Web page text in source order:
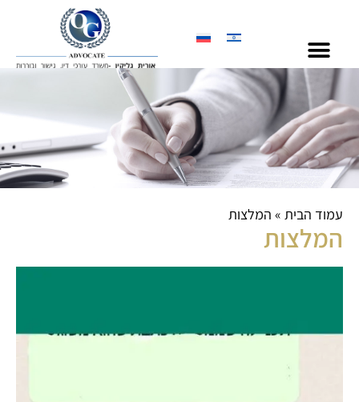
עמוד הבית » המלצות
המלצות